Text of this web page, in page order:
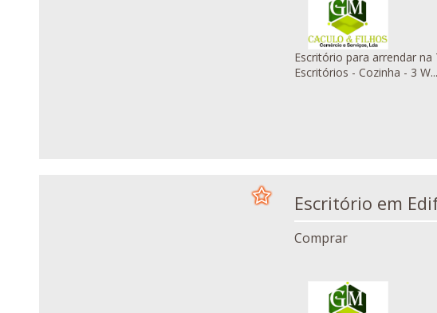
Escritório para arrendar na Torre
Escritórios - Cozinha - 3 W...
Comprar